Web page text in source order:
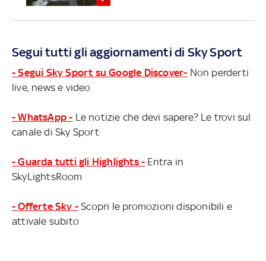
Segui tutti gli aggiornamenti di Sky Sport
- Segui Sky Sport su Google Discover- Non perderti
live, news e video
- WhatsApp - Le notizie che devi sapere? Le trovi sul
canale di Sky Sport
- Guarda tutti gli Highlights - Entra in
SkyLightsRoom
- Offerte Sky - Scopri le promozioni disponibili e
attivale subito